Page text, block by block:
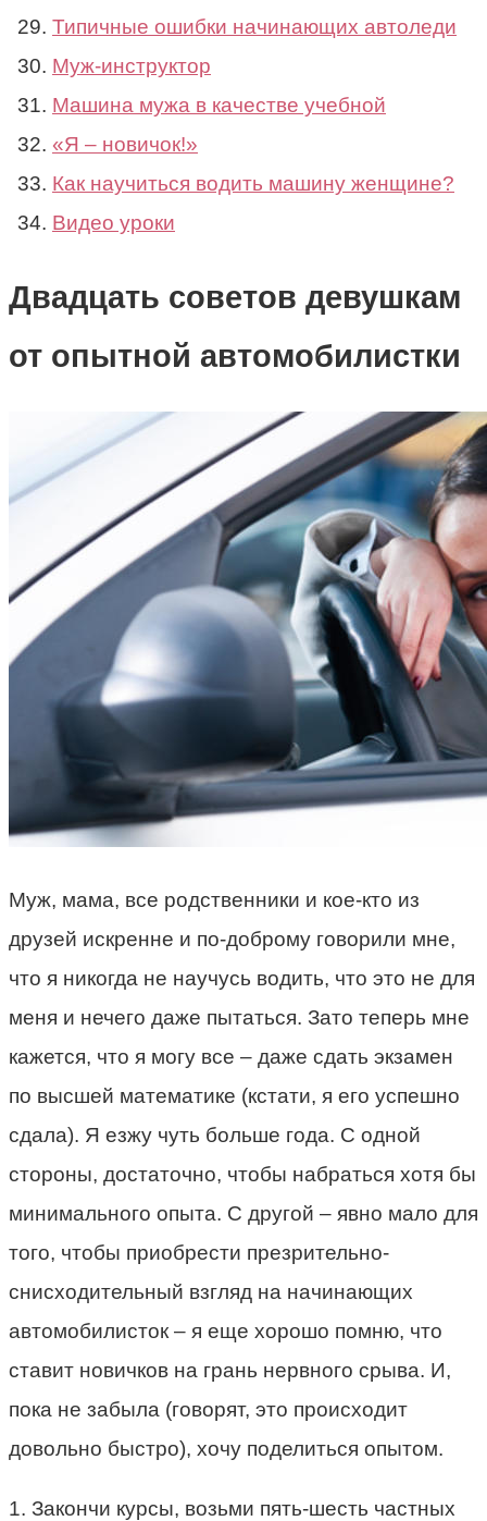
Типичные ошибки начинающих автоледи
Муж-инструктор
Машина мужа в качестве учебной
«Я – новичок!»
Как научиться водить машину женщине?
Видео уроки
Двадцать советов девушкам
от опытной автомобилистки
Муж, мама, все родственники и кое-кто из
друзей искренне и по-доброму говорили мне,
что я никогда не научусь водить, что это не для
меня и нечего даже пытаться. Зато теперь мне
кажется, что я могу все – даже сдать экзамен
по высшей математике (кстати, я его успешно
сдала). Я езжу чуть больше года. С одной
стороны, достаточно, чтобы набраться хотя бы
минимального опыта. С другой – явно мало для
того, чтобы приобрести презрительно-
снисходительный взгляд на начинающих
автомобилисток – я еще хорошо помню, что
ставит новичков на грань нервного срыва. И,
пока не забыла (говорят, это происходит
довольно быстро), хочу поделиться опытом.
1. Закончи курсы, возьми пять-шесть частных